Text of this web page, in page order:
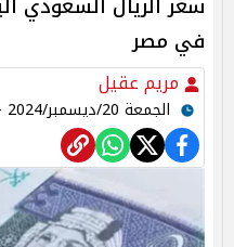
في مصر
مريم عقيل
الجمعة 20/ديسمبر/2024 - 10:47 ص